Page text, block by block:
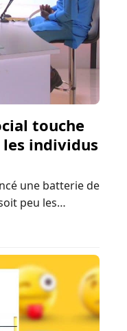
touche
individus
une batterie de
peu les
Mais, à y